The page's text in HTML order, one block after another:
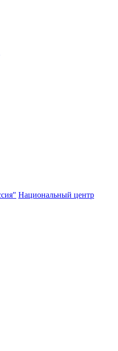
Национальный центр